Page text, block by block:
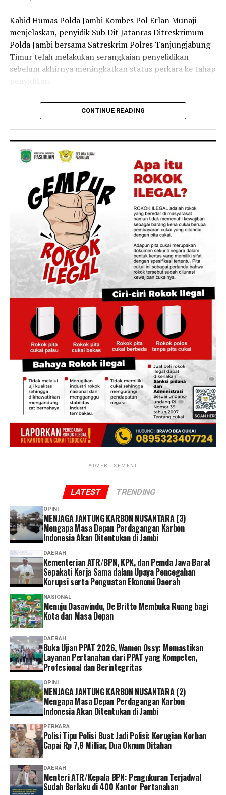
‎Kabid Humas Polda Jambi Kombes Pol Erlan Munaji
menjelaskan, penyidik Sub Dit Jatanras Ditreskrimum
Polda Jambi bersama Satreskrim Polres Tanjungjabung
Timur telah melakukan serangkaian penyelidikan
sebelum akhirnya meningkatkan status perkara ke tahap
‎”Setelah melalui mekanisme penyelidikan, pada Jumat
lalu status perkara ditingkatkan ke tahap penyidikan.
Selanjutnya dilakukan pemeriksaan saksi, pengumpulan
alat bukti, serta gelar perkara,” kata Erlan.
‎Hasil gelar perkara tersebut menetapkan 6 orang
sebagai tersangka. Menurut Erlan, masing-masing
tersangka memiliki peran yang berbeda dalam kasus
yang menewaskan Brigadir EWS tersebut.
‎Kasua ini mendapat asistensi dari Itwasum Polri,
Divpropam Polri, dan Bareskrim Polri. Pendampingan
disebut dilakukan guna mengawasi jalannya penyidikan
agar berlangsung profesional, transparan, dan
akuntabel. Kabid Humas pun menekankan komitmen
Polda Jambi dalam mengusut tuntas perkara tersebut
tanpa pandang bulu.
‎”Kapolda menegaskan proses penanganan perkara ini
dilakukan secara profesional, transparan, dan akuntabel.
Siapa pun yang terbukti terlibat akan diproses sesuai
hukum dan aturan yang berlaku,” ujar Erlan.
‎Hingga kini, penyidik Ditreskrimum dan Bidpropam
Polda Jambi masih terus mendalami perkara, termasuk
mengungkap secara rinci peran masing-masing
tersangka serta melengkapi alat bukti untuk
kepentingan proses hukum selanjutnya.
merupakan anggota Polri yang diduga tewas akibat
Reporter:
CONTINUE READING
ADVERTISEMENT
LATEST TRENDING
OPINI
MENJAGA JANTUNG KARBON NUSANTARA (3)
Mengapa Masa Depan Perdagangan Karbon
Indonesia Akan Ditentukan di Jambi
DAERAH
Kementerian ATR/BPN, KPK, dan Pemda Jawa Barat
Sepakati Kerja Sama dalam Upaya Pencegahan
Korupsi serta Penguatan Ekonomi Daerah
NASIONAL
Menuju Dasawindu, De Britto Membuka Ruang bagi
Kota dan Masa Depan
DAERAH
Buka Ujian PPAT 2026, Wamen Ossy: Memastikan
Layanan Pertanahan dari PPAT yang Kompeten,
Profesional dan Berintegritas
OPINI
MENJAGA JANTUNG KARBON NUSANTARA (2)
Mengapa Masa Depan Perdagangan Karbon
Indonesia Akan Ditentukan di Jambi
PERKARA
Polisi Tipu Polisi Buat Jadi Polisi: Kerugian Korban
Capai Rp 7,8 Milliar, Dua Oknum Ditahan
DAERAH
Menteri ATR/Kepala BPN: Pengukuran Terjadwal
Sudah Berlaku di 400 Kantor Pertanahan